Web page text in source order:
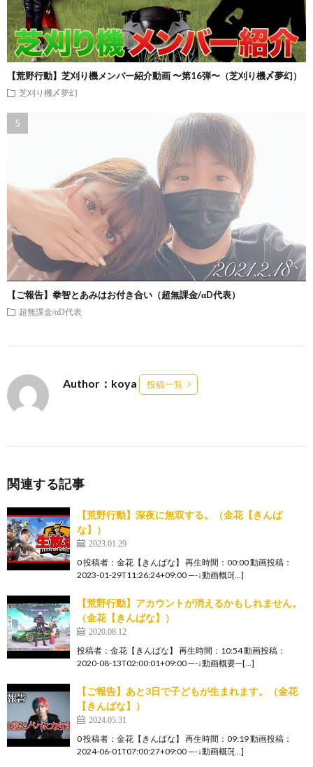
【荒野行動】芝刈り機メンバー紹介動画 〜第16弾〜（芝刈り機〆夢幻）
芝刈り機〆夢幻
【ご報告】拳智とあみはお付き合い（超無課金/αD代表）
超無課金/αD代表
Author：koya 投稿一覧
関連する記事
【荒野行動】深夜に無双する。（金花【きんば
な】）
2023.01.29
0 投稿者：金花【きんばな】 再生時間：00:00 動画投稿：
2023-01-29T11:26:24+09:00 —-↓動画概要̵[…]
【荒野行動】アカウントが消えるかもしれません。
（金花【きんばな】）
2020.08.12
投稿者：金花【きんばな】 再生時間：10:54 動画投稿：
2020-08-13T02:00:01+09:00 —-↓動画概要—[…]
【ご報告】あと3日で子どもが生まれます。（金花
【きんばな】）
2024.05.31
0 投稿者：金花【きんばな】 再生時間：09:19 動画投稿：
2024-06-01T07:00:27+09:00 —-↓動画概要̵[…]